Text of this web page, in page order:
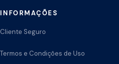
INFORMAÇÕES
Cliente Seguro
Termos e Condições de Uso